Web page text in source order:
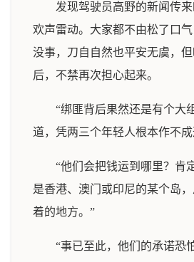
发现驾驶员高野的新闻传
欢声雷动。大家都不由松了口
没事，刀自自然也平安无虞，
后，不禁再次担心起来。
“绑匪背后果然还是有个大
道，凭两三个年轻人根本作不
“他们会把钱运到哪里？肯
是香港、澳门或印尼的某个岛
着的地方。”
“事已至此，他们的承诺恐